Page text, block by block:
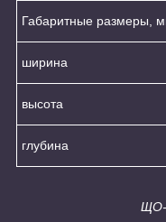
Габаритные размеры,
ширина
высота
глубина
ЩО-